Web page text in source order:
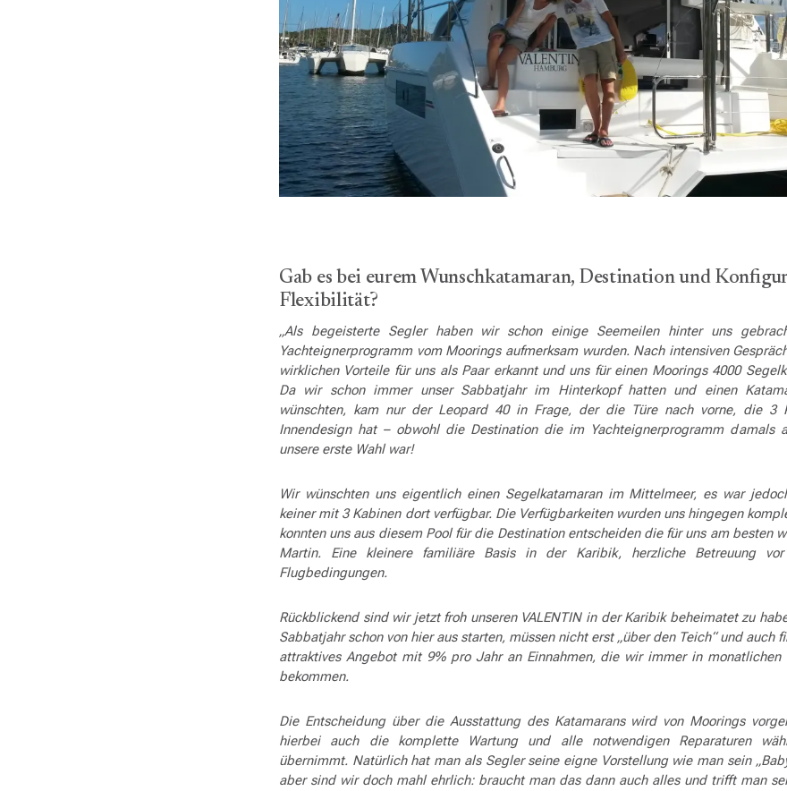
Gab es bei eurem Wunschkatamaran, Destination und
Flexibilität?
„Als begeisterte Segler haben wir schon einige Seemeilen hinter uns
Yachteignerprogramm vom Moorings aufmerksam wurden. Nach intensiven
wirklichen Vorteile für uns als Paar erkannt und uns für einen Moorings 4000
Da wir schon immer unser Sabbatjahr im Hinterkopf hatten und einen
wünschten, kam nur der Leopard 40 in Frage, der die Türe nach vorne, die 3
Innendesign hat – obwohl die Destination die im Yachteignerprogramm damals
unsere erste Wahl war!
Wir wünschten uns eigentlich einen Segelkatamaran im Mittelmeer, es war
keiner mit 3 Kabinen dort verfügbar. Die Verfügbarkeiten wurden uns hingegen
konnten uns aus diesem Pool für die Destination entscheiden die für uns am besten
Martin. Eine kleinere familiäre Basis in der Karibik, herzliche Betreuung
Flugbedingungen.
Rückblickend sind wir jetzt froh unseren VALENTIN in der Karibik beheimatet zu
Sabbatjahr schon von hier aus starten, müssen nicht erst „über den Teich“ und auch
attraktives Angebot mit 9% pro Jahr an Einnahmen, die wir immer in monatlichen
bekommen.
Die Entscheidung über die Ausstattung des Katamarans wird von Moorings
hierbei auch die komplette Wartung und alle notwendigen Reparaturen
übernimmt. Natürlich hat man als Segler seine eigne Vorstellung wie man sein
aber sind wir doch mahl ehrlich: braucht man das dann auch alles und trifft man